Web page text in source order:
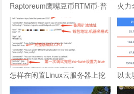
Raptoreum鹰嘴豆币RTM币-普
通windows电脑CPU挖矿教程
火力
显卡
怎样在闲置Linux云服务器上挖
RTM币
以太
教程